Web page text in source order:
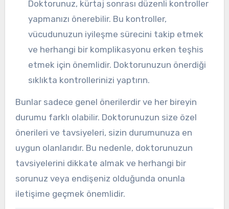
Doktorunuz, kürtaj sonrası düzenli kontroller
yapmanızı önerebilir. Bu kontroller,
vücudunuzun iyileşme sürecini takip etmek
ve herhangi bir komplikasyonu erken teşhis
etmek için önemlidir. Doktorunuzun önerdiği
sıklıkta kontrollerinizi yaptırın.
Bunlar sadece genel önerilerdir ve her bireyin
durumu farklı olabilir. Doktorunuzun size özel
önerileri ve tavsiyeleri, sizin durumunuza en
uygun olanlarıdır. Bu nedenle, doktorunuzun
tavsiyelerini dikkate almak ve herhangi bir
sorunuz veya endişeniz olduğunda onunla
iletişime geçmek önemlidir.